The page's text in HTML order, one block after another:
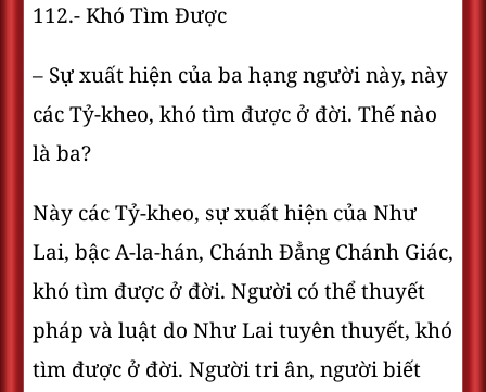
112.- Khó Tìm Ðược
– Sự xuất hiện của ba hạng người này, này
các Tỷ-kheo, khó tìm được ở đời. Thế nào
là ba?
Này các Tỷ-kheo, sự xuất hiện của Như
Lai, bậc A-la-hán, Chánh Ðẳng Chánh Giác,
khó tìm được ở đời. Người có thể thuyết
pháp và luật do Như Lai tuyên thuyết, khó
tìm được ở đời. Người tri ân, người biết